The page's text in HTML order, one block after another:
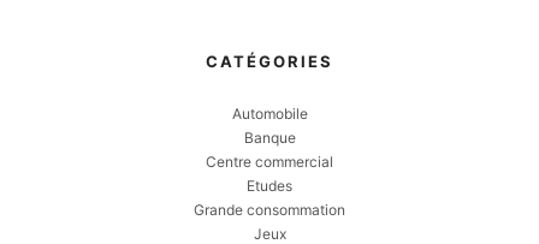
CATÉGORIES
Automobile
Banque
Centre commercial
Etudes
Grande consommation
Jeux